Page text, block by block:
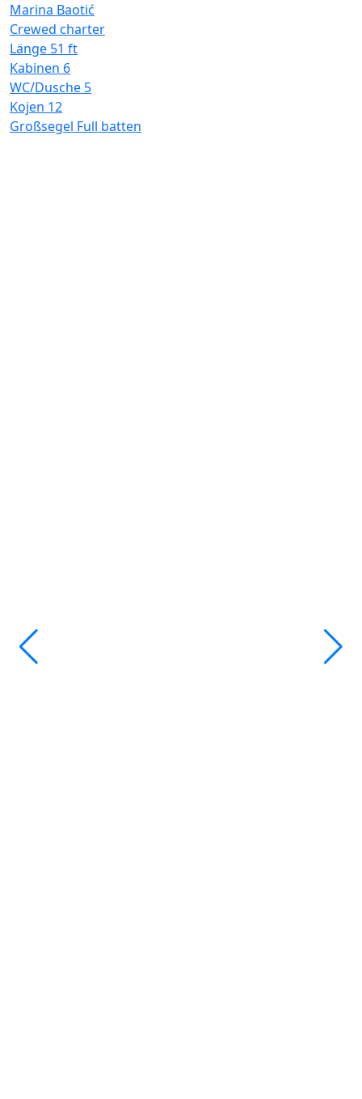
Marina Baotić
Crewed charter
Länge 51 ft
Kabinen 6
WC/Dusche 5
Kojen 12
Großsegel Full batten